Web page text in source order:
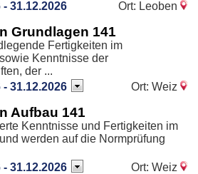
- 31.12.2026 Ort: Leoben
Grundlagen 141
Fertigkeiten im
Kenntnisse der
der ...
- 31.12.2026 Ort: Weiz
Aufbau 141
Kenntnisse und Fertigkeiten im
werden auf die Normprüfung
- 31.12.2026 Ort: Weiz